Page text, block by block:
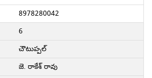
8978280042
6
చౌటుప్పల్
జె. రాకేశ్ రావు